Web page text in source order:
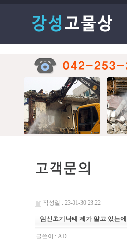
작성일 : 23-01-30 23:22
임신초기낙태 제가 알고 있는
글쓴이 : AD